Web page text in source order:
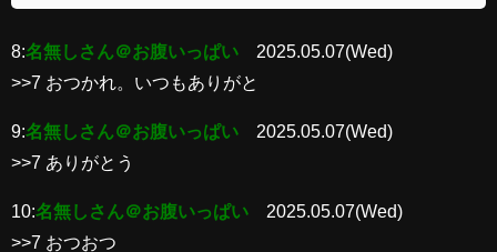
8:名無しさん＠お腹いっぱい
2025.05.07(Wed)
>>7 おつかれ。いつもありがと
9:名無しさん＠お腹いっぱい
2025.05.07(Wed)
>>7 ありがとう
10:名無しさん＠お腹いっぱい
2025.05.07(Wed)
>>7 おつおつ